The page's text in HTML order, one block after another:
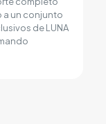
a un conjunto
de LUNA